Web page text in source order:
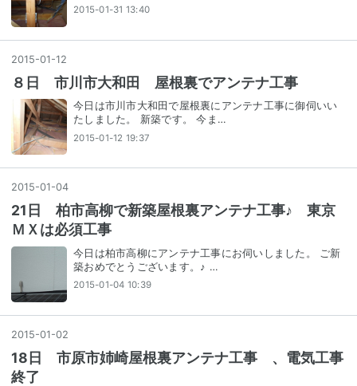
2015-01-31 13:40
2015-01 -12
８日 市川市大和田 屋根裏でアンテナ工事
今日は市川市大和田で屋根裏にアンテナ工事に御伺いい
たしました。 新築です。 今ま…
2015-01-12 19:37
2015-01 -04
21日 柏市高柳で新築屋根裏アンテナ工事♪ 東京
ＭＸは必須工事
今日は柏市高柳にアンテナ工事にお伺いしました。 ご新
築おめでとうございます。♪ …
2015-01-04 10:39
2015-01 -02
18日 市原市姉崎屋根裏アンテナ工事 、電気工事
終了